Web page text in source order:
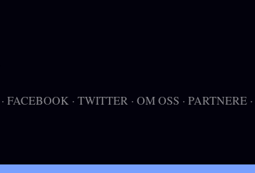
FACEBOOK TWITTER OM OSS PARTNERE